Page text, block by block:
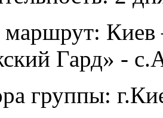
Киев
Гард» -
группы: